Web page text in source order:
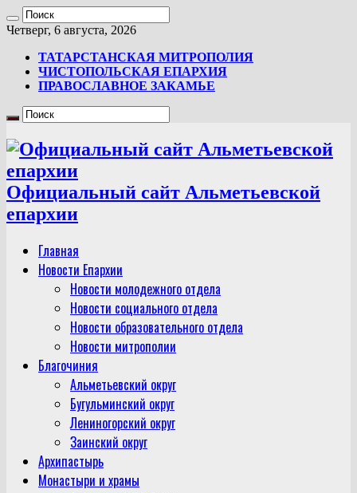
Четверг, 6 августа, 2026
ТАТАРСТАНСКАЯ МИТРОПОЛИЯ
ЧИСТОПОЛЬСКАЯ ЕПАРХИЯ
ПРАВОСЛАВНОЕ ЗАКАМЬЕ
Официальный сайт Альметьевской
епархии
Главная
Новости Епархии
Новости молодежного отдела
Новости социального отдела
Новости образовательного отдела
Новости митрополии
Благочиния
Альметьевский округ
Бугульминский округ
Лениногорский округ
Заинский округ
Архипастырь
Монастыри и храмы